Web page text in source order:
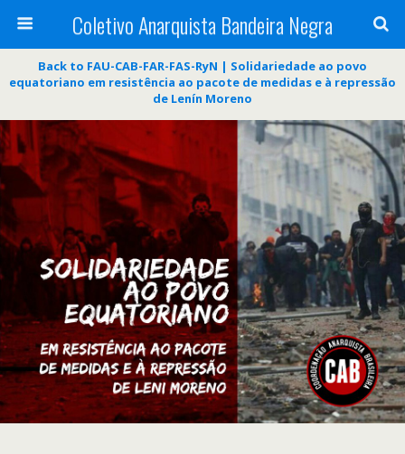
Coletivo Anarquista Bandeira Negra
Back to FAU-CAB-FAR-FAS-RyN | Solidariedade ao povo
equatoriano em resistência ao pacote de medidas e à repressão
de Lenín Moreno